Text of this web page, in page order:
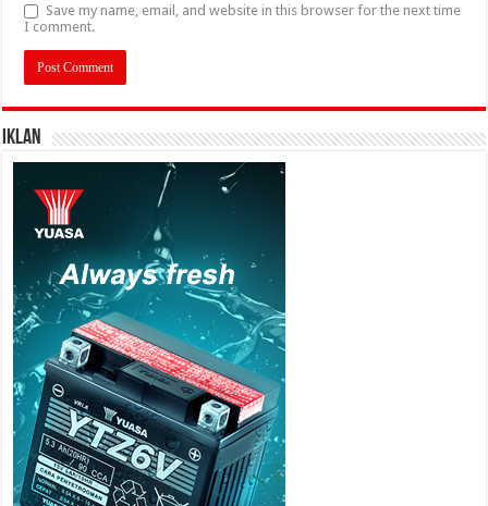
Save my name, email, and website in this browser for the next time
I comment.
IKLAN